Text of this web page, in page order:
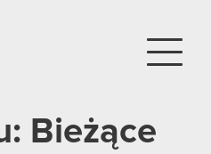
Bieżące